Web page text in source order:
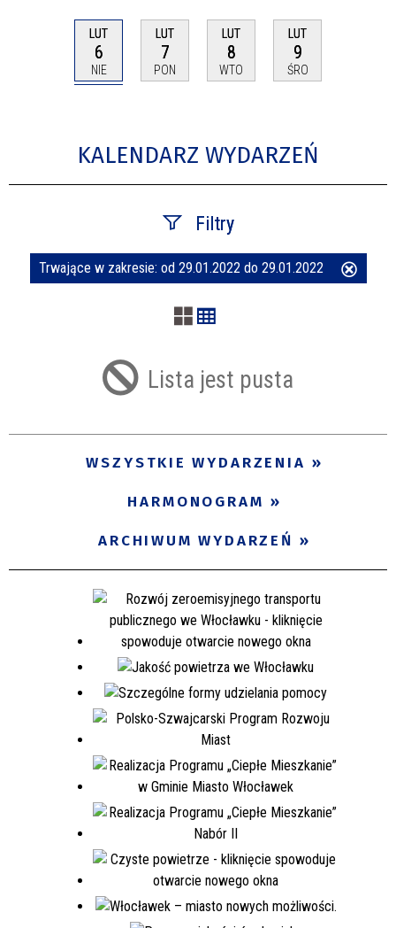
LUT
6
NIE
LUT
7
PON
LUT
8
WTO
LUT
9
ŚRO
KALENDARZ WYDARZEŃ
Filtry
Szukana fraza
Trwające w zakresie: od 29.01.2022 do 29.01.2022
Lista jest pusta
WSZYSTKIE WYDARZENIA
HARMONOGRAM
ARCHIWUM WYDARZEŃ